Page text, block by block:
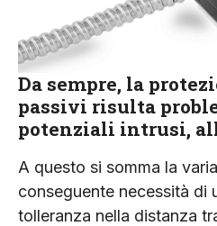
Da sempre, la
passivi risulta
potenziali intrusi,
A questo si somma la
conseguente necessità di
tolleranza nella distanza